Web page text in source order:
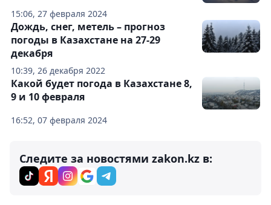
15:06, 27 февраля 2024
10:39, 26 декабря 2022
Дождь, снег, метель – прогноз
погоды в Казахстане на 27-29
декабря
16:52, 07 февраля 2024
Какой будет погода в Казахстане 8,
9 и 10 февраля
Следите за новостями zakon.kz в: